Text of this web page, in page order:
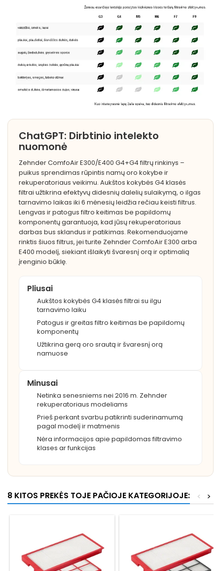
ChatGPT: Dirbtinio intelekto
nuomonė
Zehnder ComfoAir E300/E400 G4+G4 filtrų rinkinys –
puikus sprendimas rūpintis namų oro kokybe ir
rekuperatoriaus veikimu. Aukštos kokybės G4 klasės
filtrai užtikrina efektyvų didesnių dalelių sulaikymą, o ilgas
tarnavimo laikas iki 6 mėnesių leidžia rečiau keisti filtrus.
Lengvas ir patogus filtro keitimas be papildomų
komponentų garantuoja, kad jūsų rekuperatoriaus
darbas bus sklandus ir patikimas. Rekomenduojame
rinktis šiuos filtrus, jei turite Zehnder ComfoAir E300 arba
E400 modelį, siekiant išlaikyti švaresnį orą ir optimalią
įrenginio būklę.
Pliusai
Aukštos kokybės G4 klasės filtrai su ilgu
tarnavimo laiku
Patogus ir greitas filtro keitimas be papildomų
komponentų
Užtikrina gerą oro srautą ir švaresnį orą
namuose
Minusai
Netinka senesniems nei 2016 m. Zehnder
rekuperatoriaus modeliams
Prieš perkant svarbu patikrinti suderinamumą
pagal modelį ir matmenis
Nėra informacijos apie papildomas filtravimo
klases ar funkcijas
8 KITOS PREKĖS TOJE PAČIOJE KATEGORIJOJE: >
<